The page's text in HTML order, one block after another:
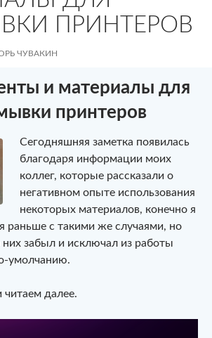
ПРИНТЕРОВ
ЧУВАКИН
и материалы для
принтеров
Сегодняшняя заметка появилась
благодаря информации моих
коллег, которые рассказали о
негативном опыте использования
некоторых материалов, конечно я
раньше с такими же случаями, но
них забыл и исключал из работы
умолчанию.
далее.